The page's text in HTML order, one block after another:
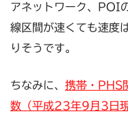
アネットワーク、POI
線区間が速くても速度
りそうです。
ちなみに、 携帯・PHS
数（平成23年9月3日現